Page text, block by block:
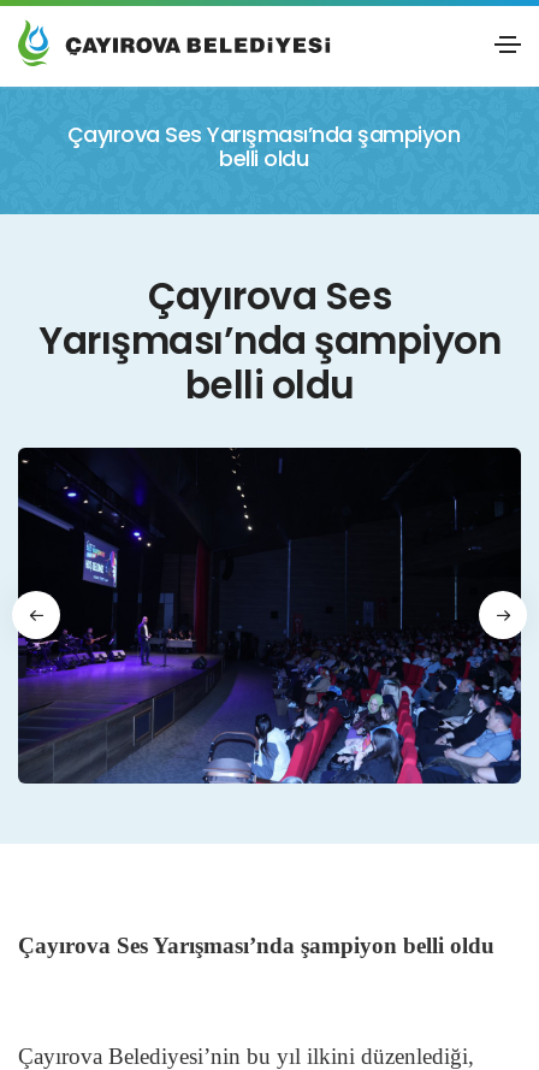
Çayırova Ses Yarışması’nda şampiyon
belli oldu
Çayırova Ses
Yarışması’nda şampiyon
belli oldu
Çayırova Ses Yarışması’nda şampiyon belli oldu
Çayırova Belediyesi’nin bu yıl ilkini düzenlediği,